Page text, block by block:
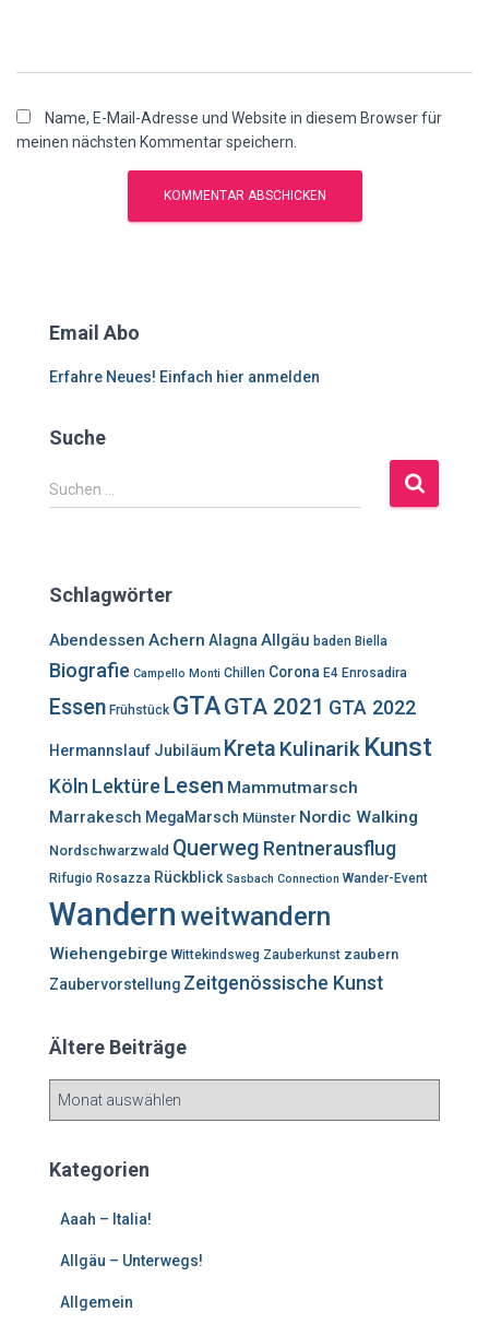
Name, E-Mail-Adresse und Website in diesem Browser für
meinen nächsten Kommentar speichern.
Email Abo
Erfahre Neues! Einfach hier anmelden
Suche
S
u
n
a
c
h
Suchen …
Schlagwörter
Abendessen Achern Alagna Allgäu baden Biella
Biografie Campello Monti Chillen Corona E4 Enrosadira
Essen Frühstück GTAGTA 2021 GTA 2022
Hermannslauf Jubiläum Kreta Kulinarik Kunst
Köln LektüreLesen Mammutmarsch
Marrakesch MegaMarsch Münster Nordic Walking
Nordschwarzwald Querweg Rentnerausflug
Rifugio Rosazza Rückblick Sasbach Connection Wander-Event
Wandern weitwandern
Wiehengebirge Wittekindsweg Zauberkunst zaubern
Zaubervorstellung Zeitgenössische Kunst
Ältere Beiträge
e
Kategorien
Aaah – Italia!
Allgäu – Unterwegs!
Allgemein